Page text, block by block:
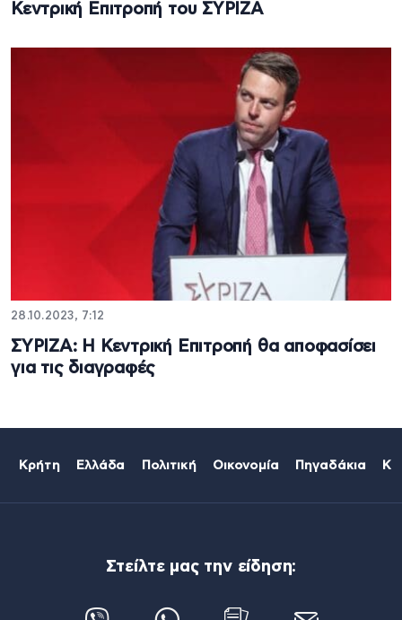
Κεντρική Επιτροπή του ΣΥΡΙΖΑ
28.10.2023, 7:12
ΣΥΡΙΖΑ: Η Κεντρική Επιτροπή θα αποφασίσει
για τις διαγραφές
Κρήτη Ελλάδα Πολιτική Οικονομία Πηγαδάκια
Στείλτε μας την είδηση: